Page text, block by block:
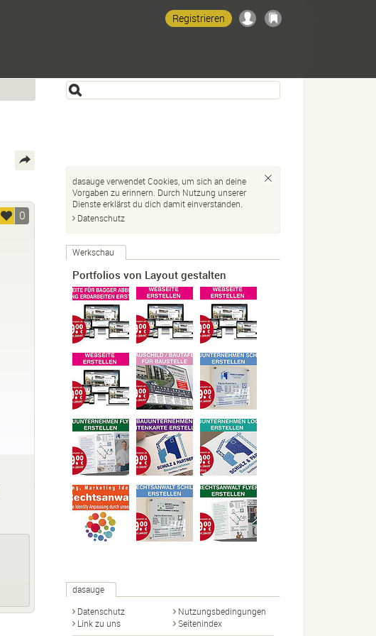
Registrieren
0
dasauge verwendet Cookies, um sich an deine
Vorgaben zu erinnern. Durch Nutzung unserer
Dienste erklärst du dich damit einverstanden.
Datenschutz
Werkschau
Portfolios von Layout gestalten
dasauge
Datenschutz
Nutzungsbedingungen
Link zu uns
Seitenindex